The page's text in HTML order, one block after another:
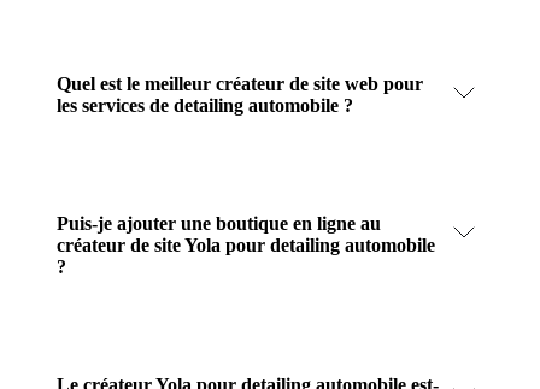
Quel est le meilleur créateur de site web pour
les services de detailing automobile ?
Puis-je ajouter une boutique en ligne au
créateur de site Yola pour detailing automobile
?
Le créateur Yola pour detailing automobile est-